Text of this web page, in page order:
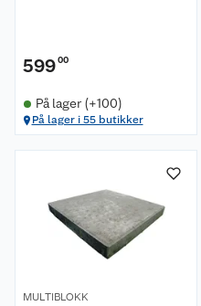
59900
På lager (+100)
På lager i 55 butikker
MULTIBLOKK